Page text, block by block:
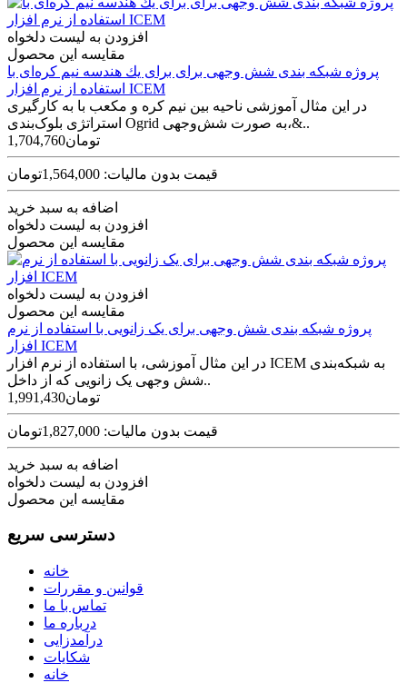
افزودن به لیست دلخواه
مقایسه این محصول
پروژه شبکه بندی شش وجهی برای برای يك هندسه نیم کره‌ای با
استفاده از نرم افزار ICEM
در این مثال آموزشی ناحیه بین نیم کره و مکعب با به کارگیری
استراتژی بلوک‌بندی Ogrid به صورت شش‌وجهی،&..
1,704,760تومان
قیمت بدون مالیات: 1,564,000تومان
اضافه به سبد خرید
افزودن به لیست دلخواه
مقایسه این محصول
افزودن به لیست دلخواه
مقایسه این محصول
پروژه شبکه بندی شش وجهی برای یک زانویی با استفاده از نرم
افزار ICEM
در این مثال آموزشی، با استفاده از نرم افزار ICEM به شبکه‌بندی
شش وجهی یک زانویی که از داخل..
1,991,430تومان
قیمت بدون مالیات: 1,827,000تومان
اضافه به سبد خرید
افزودن به لیست دلخواه
مقایسه این محصول
دسترسی سریع
خانه
قوانین و مقررات
تماس با ما
درباره ما
درآمدزایی
شکایات
خانه